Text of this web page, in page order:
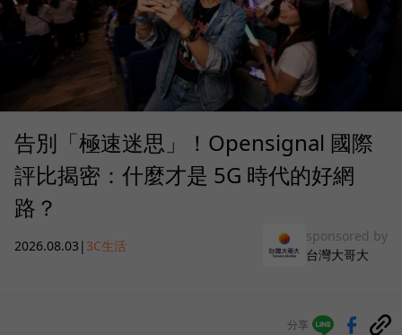
告別「極速迷思」！Opensignal 國際
評比揭密：什麼才是 5G 時代的好網
路？
2026.08.03 | 3C生活
sponsored by
台灣大哥大
分享